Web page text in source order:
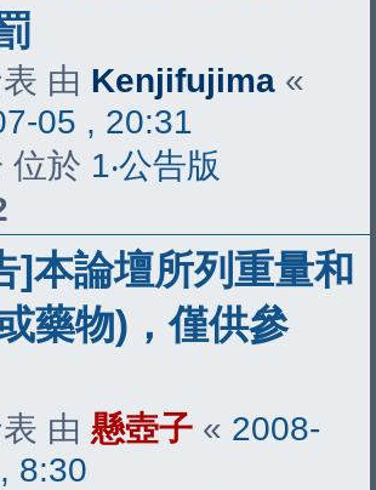
由 Kenjifujima «
05 , 20:31
位於 1‧公告版
]本論壇所列重量和
藥物)，僅供參
由 懸壺子 « 2008-
8:30